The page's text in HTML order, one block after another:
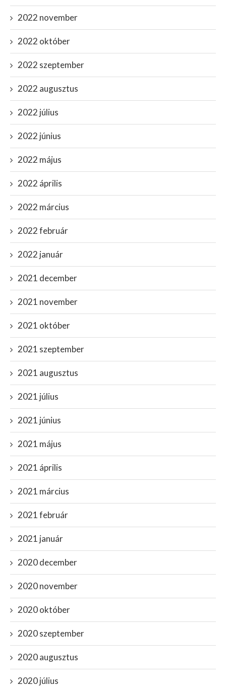
2022 november
2022 október
2022 szeptember
2022 augusztus
2022 július
2022 június
2022 május
2022 április
2022 március
2022 február
2022 január
2021 december
2021 november
2021 október
2021 szeptember
2021 augusztus
2021 július
2021 június
2021 május
2021 április
2021 március
2021 február
2021 január
2020 december
2020 november
2020 október
2020 szeptember
2020 augusztus
2020 július